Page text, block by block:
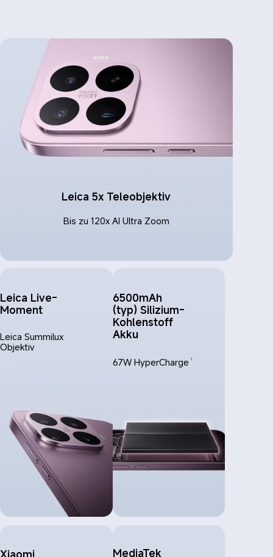
Leica 5x Teleobjektiv
Bis zu 120x AI Ultra Zoom
Leica Live-
Moment
Leica Summilux
Objektiv
6500mAh
(typ) Silizium-
Kohlenstoff
Akku
67W HyperCharge 1
MediaTek